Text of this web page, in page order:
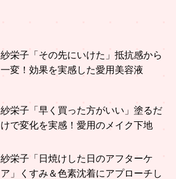
紗栄子「その先にいけた」抵抗感から
一変！効果を実感した愛用美容液
紗栄子「早く買った方がいい」塗るだ
けで変化を実感！愛用のメイク下地
紗栄子「日焼けした日のアフターケ
ア」くすみ＆色素沈着にアプローチし